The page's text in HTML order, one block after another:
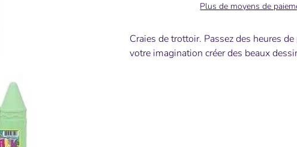
Plus de moyens de
Craies de trottoir. Passez des heures
votre imagination créer des beaux